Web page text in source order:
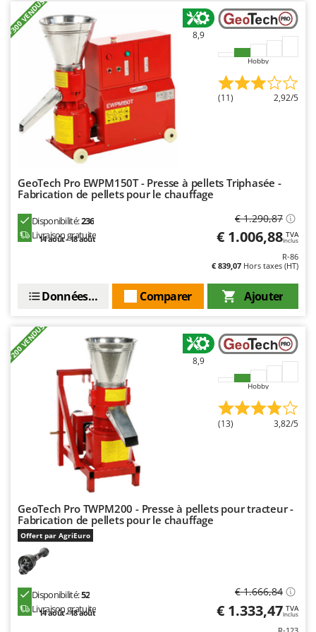
Master
Mastercook
Masterpro
McCulloch
MCH
Michelin
Mille
Minox
Mockmill
More than chef
MOSA
MOVA
New O.M.R.A.
Ninja
Novatec
Novital
NuAir
NuovaFac
Officine Savioli
Oliviero
Olix
OMA
Ompagrill
Ooni
+300 VENDUS 8,9
Hobby
(11) 2,92/5
GeoTech Pro EWPM150T - Presse à pellets Triphasée -
Fabrication de pellets pour le chauffage
Disponibilité:236
Livraison gratuite
14 août - 18 août
€ 1.290,87
€ 1.006,88 TVA
Inclus
R-86
€ 839,07 Hors taxes (HT)
Ajouter
Comparer
Données techniques
+200 VENDUS 8,9
Hobby
(13) 3,82/5
GeoTech Pro TWPM200 - Presse à pellets pour tracteur -
Fabrication de pellets pour le chauffage
Offert par AgriEuro
Disponibilité:52
Livraison gratuite
14 août - 18 août
€ 1.666,84
€ 1.333,47 TVA
Inclus